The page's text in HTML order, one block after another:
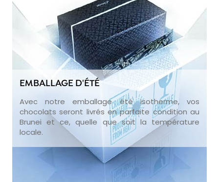
EMBALLAGE D'ÉTÉ
Avec notre emballage été isotherme, vos
chocolats seront livrés en parfaite condition au
Brunei et ce, quelle que soit la température
locale.